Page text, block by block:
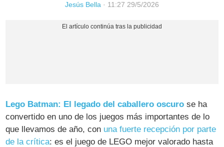
Jesús Bella · 11:27 29/5/2026
Lego Batman: El legado del caballero oscuro se ha
convertido en uno de los juegos más importantes de lo
que llevamos de año, con una fuerte recepción por parte
de la crítica: es el juego de LEGO mejor valorado hasta